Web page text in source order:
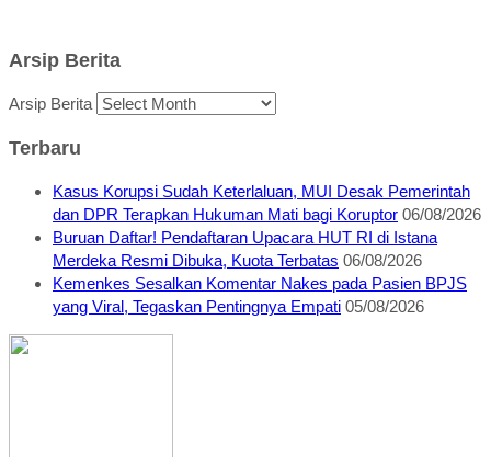
Arsip Berita
Arsip Berita
Terbaru
Kasus Korupsi Sudah Keterlaluan, MUI Desak Pemerintah
dan DPR Terapkan Hukuman Mati bagi Koruptor 06/08/2026
Buruan Daftar! Pendaftaran Upacara HUT RI di Istana
Merdeka Resmi Dibuka, Kuota Terbatas 06/08/2026
Kemenkes Sesalkan Komentar Nakes pada Pasien BPJS
yang Viral, Tegaskan Pentingnya Empati 05/08/2026